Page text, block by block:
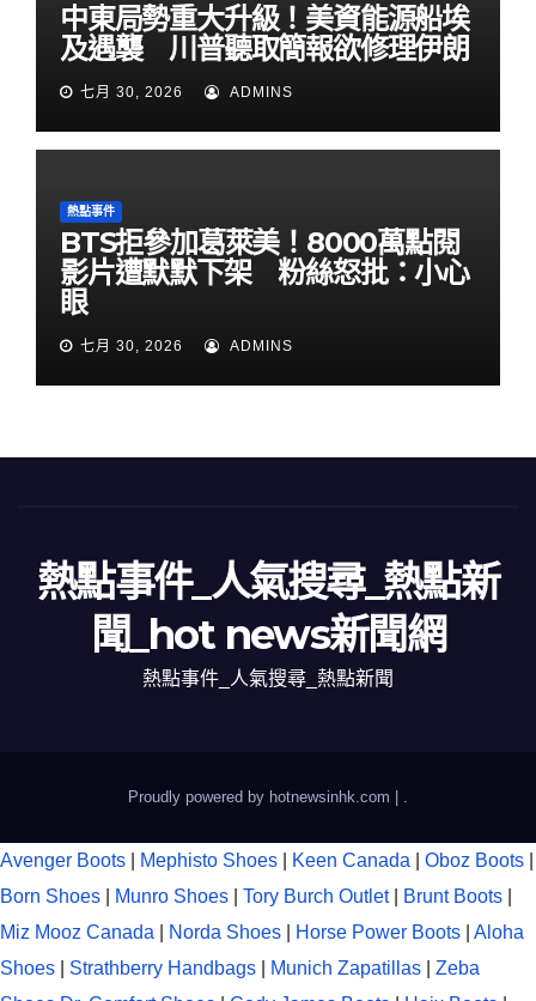
中東局勢重大升級！美資能源船埃
及遇襲 川普聽取簡報欲修理伊朗
七月 30, 2026 ADMINS
熱點事件
BTS拒參加葛萊美！8000萬點閱
影片遭默默下架 粉絲怒批：小心
眼
七月 30, 2026 ADMINS
熱點事件_人氣搜尋_熱點新
聞_hot news新聞網
熱點事件_人氣搜尋_熱點新聞
Proudly powered by hotnewsinhk.com .
Avenger Boots Mephisto Shoes Keen Canada Oboz Boots
Born Shoes
Munro Shoes Tory Burch Outlet Brunt Boots
Miz Mooz Canada
Norda Shoes Horse Power Boots
Aloha
Shoes
Strathberry Handbags Munich Zapatillas
Zeba